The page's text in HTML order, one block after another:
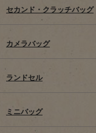
セカンド・クラッチバッグ
カメラバッグ
ランドセル
ミニバッグ